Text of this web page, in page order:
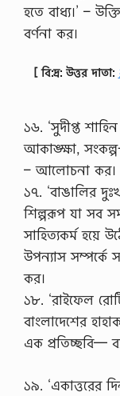
হতে বাধ্য।’ –
বর্ণনা কর।
[ বি:দ্র: উত্তর দাতা:
১৬. ‘সুদীপ্ত
আকাঙ্ক্ষা,
– আলোচনা কর।
১৭. ‘বাঙালির
শিল্পরূপ যা সব
সাহিত্যকর্ম হয়ে
উপন্যাস সম্পর্কে
কর।
১৮. ‘রাইফেল
বাংলাদেশের
এক প্রতিচ্ছবি—
১৯. ‘একাত্তরের